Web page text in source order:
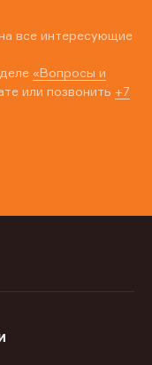
все интересующие
«Вопросы и
или позвонить +7